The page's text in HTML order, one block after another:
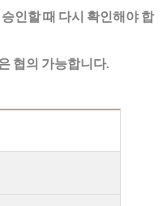
인할 때 다시 확인해야 합
협의 가능합니다.